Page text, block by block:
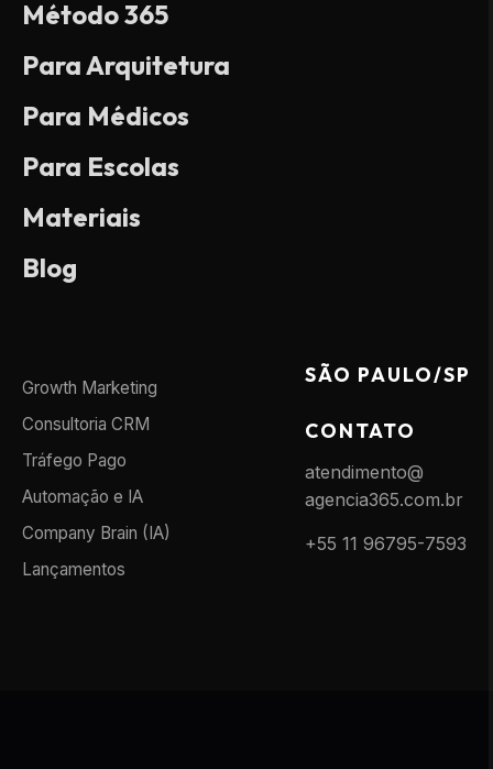
Método 365
Para Arquitetura
Para Médicos
Para Escolas
Materiais
Blog
Growth Marketing
Consultoria CRM
Tráfego Pago
Automação e IA
Company Brain (IA)
Lançamentos
SÃO PAULO/SP
CONTATO
atendimento@
agencia365.com.br
+55 11 96795-7593